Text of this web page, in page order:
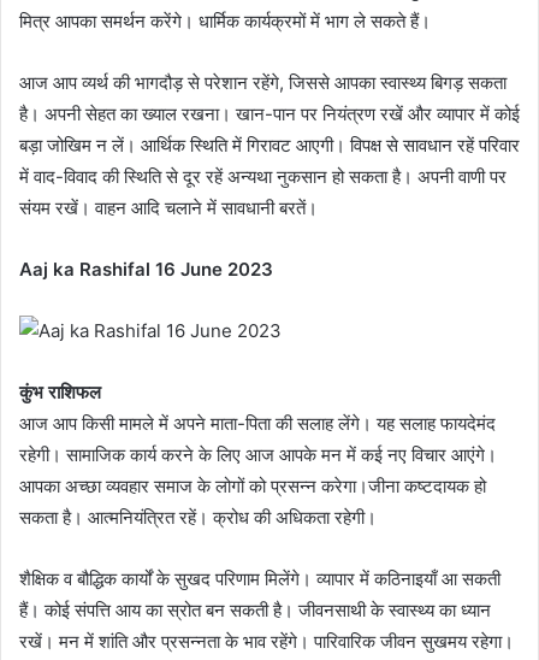
मित्र आपका समर्थन करेंगे। धार्मिक कार्यक्रमों में भाग ले सकते हैं।
आज आप व्यर्थ की भागदौड़ से परेशान रहेंगे, जिससे आपका स्वास्थ्य बिगड़ सकता
है। अपनी सेहत का ख्याल रखना। खान-पान पर नियंत्रण रखें और व्यापार में कोई
बड़ा जोखिम न लें। आर्थिक स्थिति में गिरावट आएगी। विपक्ष से सावधान रहें परिवार
में वाद-विवाद की स्थिति से दूर रहें अन्यथा नुकसान हो सकता है। अपनी वाणी पर
संयम रखें। वाहन आदि चलाने में सावधानी बरतें।
Aaj ka Rashifal 16 June 2023
कुंभ राशिफल
आज आप किसी मामले में अपने माता-पिता की सलाह लेंगे। यह सलाह फायदेमंद
रहेगी। सामाजिक कार्य करने के लिए आज आपके मन में कई नए विचार आएंगे।
आपका अच्छा व्यवहार समाज के लोगों को प्रसन्न करेगा।जीना कष्टदायक हो
सकता है। आत्मनियंत्रित रहें। क्रोध की अधिकता रहेगी।
शैक्षिक व बौद्धिक कार्यों के सुखद परिणाम मिलेंगे। व्यापार में कठिनाइयाँ आ सकती
हैं। कोई संपत्ति आय का स्रोत बन सकती है। जीवनसाथी के स्वास्थ्य का ध्यान
रखें। मन में शांति और प्रसन्नता के भाव रहेंगे। पारिवारिक जीवन सुखमय रहेगा।